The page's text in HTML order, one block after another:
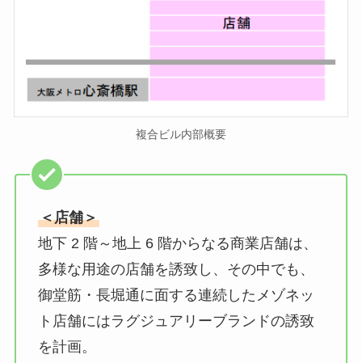
複合ビル内部概要
＜店舗＞
地下 2 階～地上 6 階からなる商業店舗は、
多様な用途の店舗を誘致し、その中でも、
御堂筋・長堀通に面する連続したメゾネッ
ト店舗にはラグジュアリーブランドの誘致
を計画。